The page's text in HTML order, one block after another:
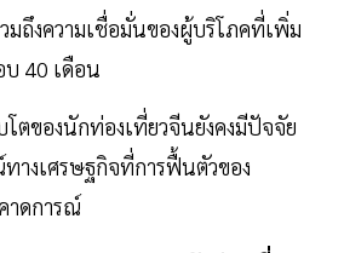
มถึงความเชื่อมั่นของผู้บริโภคที่เพิ่ม
40 เดือน
โตของนักท่องเที่ยวจีนยังคงมีปัจจัย
างเศรษฐกิจที่การฟื้นตัวของ
าดการณ์